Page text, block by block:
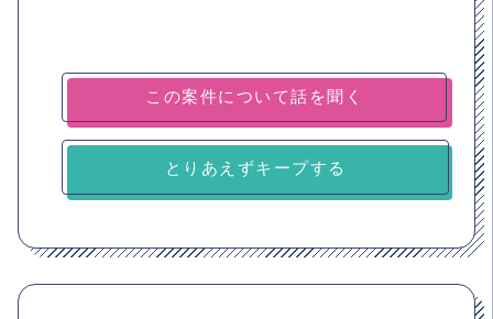
とりあえずキープする